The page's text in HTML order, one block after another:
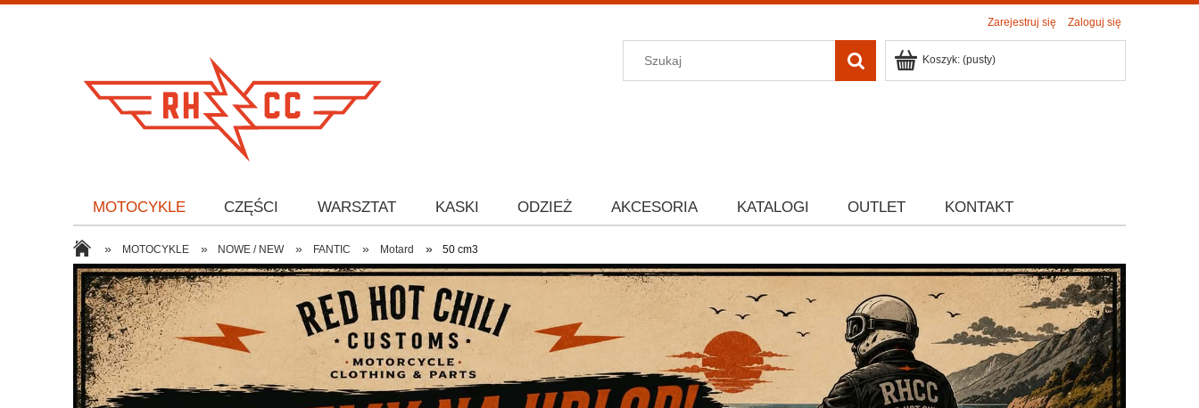
Zarejestruj się Zaloguj się
Koszyk: (pusty)
MOTOCYKLE CZĘŚCI WARSZTAT KASKI ODZIEŻ AKCESORIA KATALOGI OUTLET KONTAKT
» MOTOCYKLE » NOWE / NEW » FANTIC » Motard » 50 cm3